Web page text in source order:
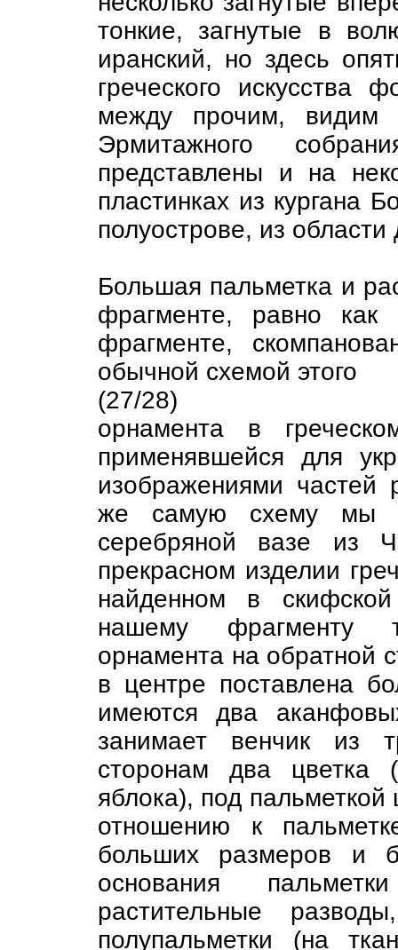
тонкие, загнутые в
иранский, но здесь
греческого
между прочим, видим
Эрмитажного
представлены и на
пластинках из кургана
полуострове, из
Большая пальметка и
фрагменте, равно
фрагменте,
обычной схемой этого
(27/28)
орнамента в
применявшейся для
изображениями частей
же самую схему мы
серебряной вазе из
прекрасном изделии
найденном в
нашему фрагменту
орнамента на обратной
в центре поставлена
имеются два
занимает венчик из
сторонам два
яблока), под
отношению к
больших размеров и
основания
растительные
полупальметки (на